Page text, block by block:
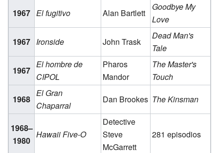
1967 El fugitivo Alan Bartlett
Goodbye My
Love
1967 Ironside John Trask
Dead Man's
Tale
1967
El hombre de
CIPOL
Pharos
Mandor
The Master's
Touch
1968
El Gran
Chaparral
Dan Brookes The Kinsman
1968–
1980
Hawaii Five-O
Detective
Steve
McGarrett
281 episodios